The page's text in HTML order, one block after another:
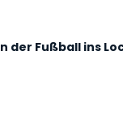
der Fußball ins